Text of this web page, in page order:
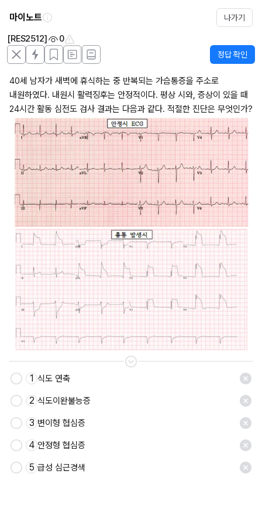
마이노트 나가기
[RES2512] 0
정답 확인
40세 남자가 새벽에 휴식하는 중 반복되는 가슴통증을 주소로
내원하였다. 내원시 활력징후는 안정적이다. 평상 시와, 증상이 있을 때
24시간 활동 심전도 검사 결과는 다음과 같다. 적절한 진단은 무엇인가?
1 식도 연축
2 식도이완불능증
3 변이형 협심증
4 안정형 협심증
5 급성 심근경색